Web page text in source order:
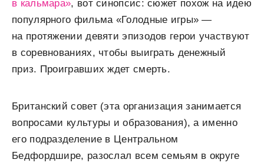
в кальмара», вот синопсис: сюжет похож на идею
популярного фильма «Голодные игры» —
на протяжении девяти эпизодов герои участвуют
в соревнованиях, чтобы выиграть денежный
приз. Проигравших ждет смерть.
Британский совет (эта организация занимается
вопросами культуры и образования), а именно
его подразделение в Центральном
Бедфордшире, разослал всем семьям в округе